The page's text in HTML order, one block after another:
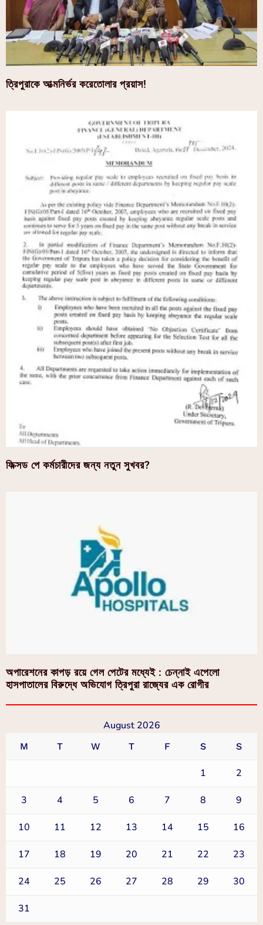
ত্রিপুরাকে আত্মনির্ভর করেতোলার প্রয়াস!
ফিক্সড পে কর্মচারীদের জন্য নতুন সুখবর?
অপারেশনের কাপড় রয়ে গেল পেটের মধ্যেই : চেন্নাই এপেলো
হাসপাতালের বিরুদ্ধে অভিযোগ ত্রিপুরা রাজ্যের এক রোগীর
August 2026
M T W T F S S
1 2
3 4 5 6 7 8 9
10 11 12 13 14 15 16
17 18 19 20 21 22 23
24 25 26 27 28 29 30
31